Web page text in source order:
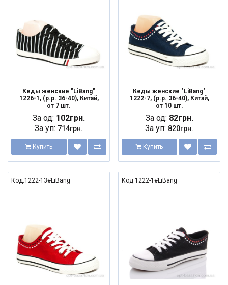
Кеды женские "LiBang"
1226-1, (р.р. 36-40), Китай,
от 7 шт.
За од: 102грн.
За уп: 714грн.
Купить
Кеды женские "LiBang"
1222-7, (р.р. 36-40), Китай,
от 10 шт.
За од: 82грн.
За уп: 820грн.
Купить
Код:1222-13#LiBang Код:1222-1#LiBang